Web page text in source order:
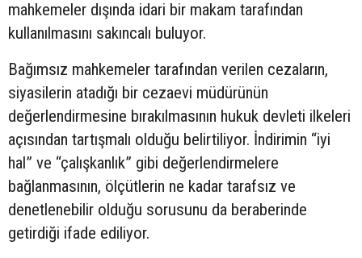
mahkemeler dışında idari bir makam tarafından
kullanılmasını sakıncalı buluyor.
Bağımsız mahkemeler tarafından verilen cezaların,
siyasilerin atadığı bir cezaevi müdürünün
değerlendirmesine bırakılmasının hukuk devleti ilkeleri
açısından tartışmalı olduğu belirtiliyor. İndirimin “iyi
hal” ve “çalışkanlık” gibi değerlendirmelere
bağlanmasının, ölçütlerin ne kadar tarafsız ve
denetlenebilir olduğu sorusunu da beraberinde
getirdiği ifade ediliyor.